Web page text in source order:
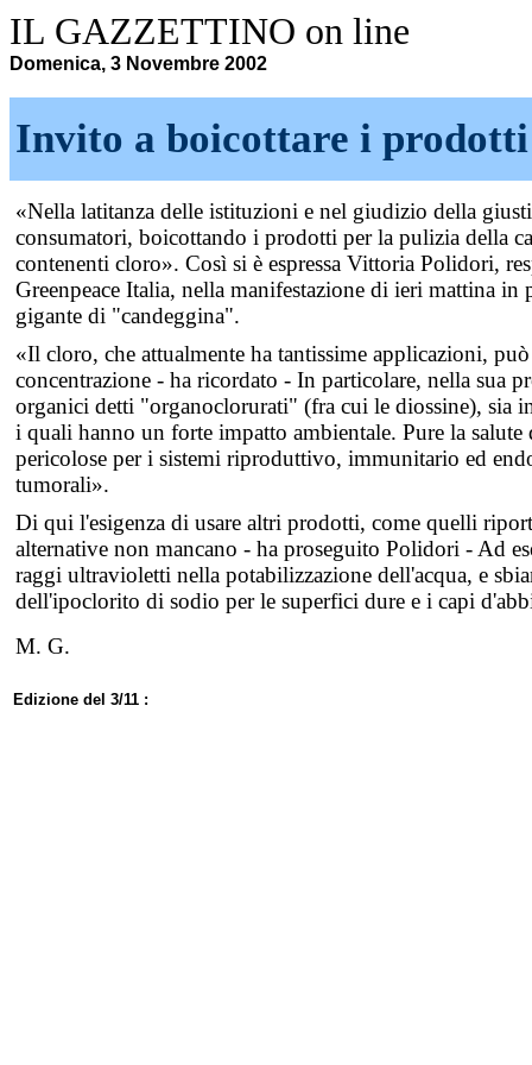
IL GAZZETTINO on line
Domenica, 3 Novembre 2002
Invito a boicottare i
«Nella latitanza delle istituzioni e nel giudizio della
consumatori, boicottando i prodotti per la pulizia della
contenenti cloro». Così si è espressa Vittoria Polidori,
Greenpeace Italia, nella manifestazione di ieri mattina
gigante di "candeggina".
«Il cloro, che attualmente ha tantissime applicazioni, può
concentrazione - ha ricordato - In particolare, nella sua
organici detti "organoclorurati" (fra cui le diossine), sia
i quali hanno un forte impatto ambientale. Pure la salute
pericolose per i sistemi riproduttivo, immunitario ed
tumorali».
Di qui l'esigenza di usare altri prodotti, come quelli
alternative non mancano - ha proseguito Polidori - Ad
raggi ultravioletti nella potabilizzazione dell'acqua, e
dell'ipoclorito di sodio per le superfici dure e i capi
M. G.
Edizione del 3/11 :